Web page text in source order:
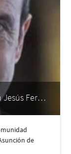
Bienvenida al nuevo Sr. Obispo Don Jesús Fernández
de